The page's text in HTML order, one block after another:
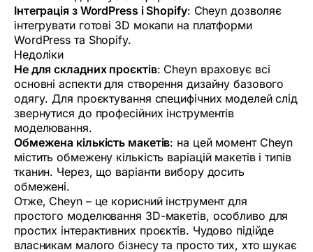
Інтеграція з WordPress і Shopify: Cheyn дозволяє
інтегрувати готові 3D мокапи на платформи
WordPress та Shopify.
Недоліки
Не для складних проєктів: Cheyn враховує всі
основні аспекти для створення дизайну базового
одягу. Для проєктування специфічних моделей слід
звернутися до професійних інструментів
моделювання.
Обмежена кількість макетів: на цей момент Cheyn
містить обмежену кількість варіацій макетів і типів
тканин. Через, що варіанти вибору досить
обмежені.
Отже, Cheyn – це корисний інструмент для
простого моделювання 3D-макетів, особливо для
простих інтерактивних проєктів. Чудово підійде
власникам малого бізнесу та просто тих, хто шукає